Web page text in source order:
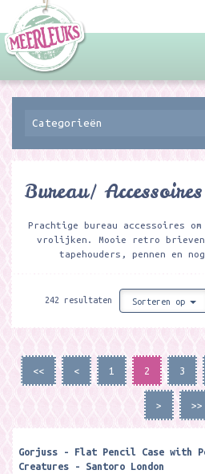
Categorieën
Bureau/ Accessoires
Prachtige bureau accessoires
vrolijken. Mooie retro
tapehouders, pennen en
242 resultaten Sorteren op
<< < 1 2 3
> >>
Gorjuss - Flat Pencil Case with
Creatures - Santoro London